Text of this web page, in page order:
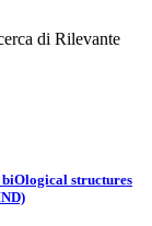
di Rilevante
structures